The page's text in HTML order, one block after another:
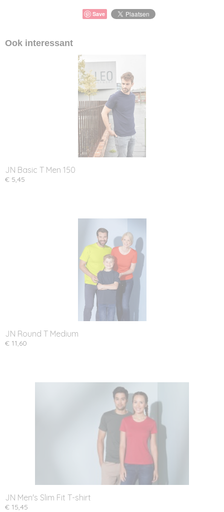
Save
Ook interessant
JN Basic T Men 150
€ 5,45
JN Round T Medium
€ 11,60
JN Men's Slim Fit T-shirt
€ 15,45